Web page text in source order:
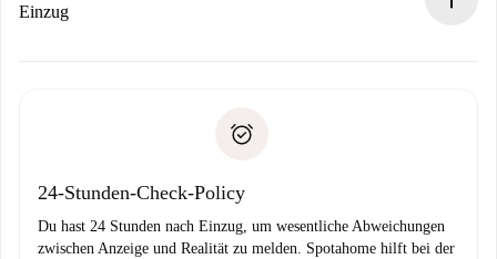
Wenn der Vermieter ablehnen muss, entstehen keine
Einzug
24-Stunden-Check-Policy
Du hast 24 Stunden nach Einzug, um wesentliche Abweichungen
zwischen Anzeige und Realität zu melden. Spotahome hilft bei der